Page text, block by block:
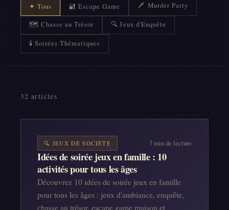
✦ Tous 🔐 Escape Game 🗡️ Murder Party
🗺️ Chasse au Trésor 🔍 Jeux d'Enquête
🕯️ Soirées Thématiques
32 articles
🔍 JEUX DE SOCIÉTÉ 7min de lecture
Idées de soirée jeux en famille : 10
activités pour tous les âges
Découvrez 10 idées de soirée jeux en famille
pour tous les âges : jeux d'ambiance, enquête,
chasse au trésor, escape game maison et